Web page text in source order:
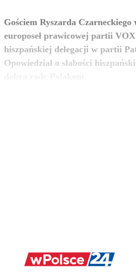
Gościem Ryszarda
europoseł prawicowej partii
hiszpańskiej delegacji w partii
Opowiedział o słabości